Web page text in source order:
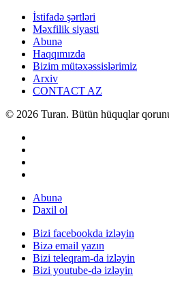
İstifadə şərtləri
Məxfilik siyasti
Abunə
Haqqımızda
Bizim mütəxəssislərimiz
Arxiv
CONTACT AZ
© 2026 Turan. Bütün hüquqlar
Abunə
Daxil ol
Bizi facebookda izləyin
Bizə email yazın
Bizi teleqram-da izləyin
Bizi youtube-də izləyin